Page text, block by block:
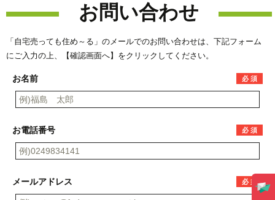
お問い合わせ
「自宅売っても住め～る」のメールでのお問い合わせは、下記フォーム
にご入力の上、【確認画面へ】をクリックしてください。
お名前 必 須
お電話番号 必 須
メールアドレス 必 須